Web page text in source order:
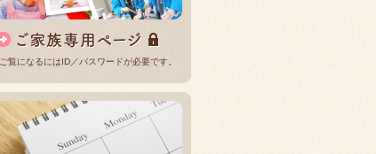
ご覧になるにはID／パスワードが必要です。